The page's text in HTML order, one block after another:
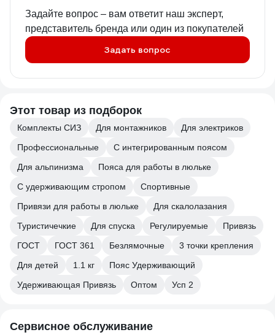
Задайте вопрос – вам ответит наш эксперт,
представитель бренда или один из покупателей
Задать вопрос
Этот товар из подборок
Комплекты СИЗ Для монтажников
Для электриков
Профессиональные
С интегрированным поясом
Для альпинизма
Пояса для работы в люльке
С удерживающим стропом
Спортивные
Привязи для работы в люльке
Для скалолазания
Туристичечкие
Для спуска Регулируемые
Привязь
ГОСТ
ГОСТ 361 Безлямочные
3 точки крепления
Для детей
1.1 кг
Пояс Удерживающий
Удерживающая Привязь
Оптом Усп 2
Сервисное обслуживание